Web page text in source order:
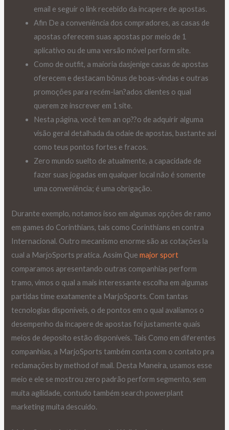
email e seguir o link recebido da incapere de apostas.
Afin De a conveniência dos compradores, as casas de
apostas oferecem suas apostas por meio de 1
aplicativo ou de uma versão móvel perform site.
Como de outfit, a maioria dasjenige casas de apostas
oferecem e destacam bônus de boas-vindas e outras
promoções para recém-lan?ados clientes o qual
querem ze inscrever em 1 site.
Nesta página, você tem an op??o de adquirir alguma
visão geral detalhada da odaie de apostas, bastante asi
como teus pontos fortes e fracos.
Zero mundo suelto de atualmente, a capacidade de
fazer suas jogadas em qualquer local não é somente
uma conveniência; é uma obrigação.
Durante exemplo, notamos isso em algumas opções de ramo
em games do Corinthians, tais como Corinthians en contra
Internacional. Outro mecanismo enorme são as cotações la
cual a MarjoSports pratica. Assim Quemajor sport
comparamos apresentando outras companhias perform
tramo, vimos o qual a mais interessante escolha em algumas
partidas time exatamente a MarjoSports. Com tantas
tecnologias disponíveis, o de pontos em o qual avaliamos o
desempenho da incapere de apostas foi justamente quais
meios de deposito estão disponíveis. Tais Como em diferentes
companhias, a MarjoSports também conta com o contato pra
reclamações by method of mail. Desta Maneira, usamos esse
meio e ele se mostrou zero padrão perform segmento, sem
muita agilidade, contudo também search powerplant
marketing muita descuido.